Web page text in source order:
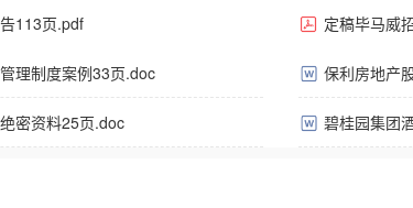
113页.pdf 定稿毕马威
理制度案例33页.doc 保利房地产
密资料25页.doc 碧桂园集团